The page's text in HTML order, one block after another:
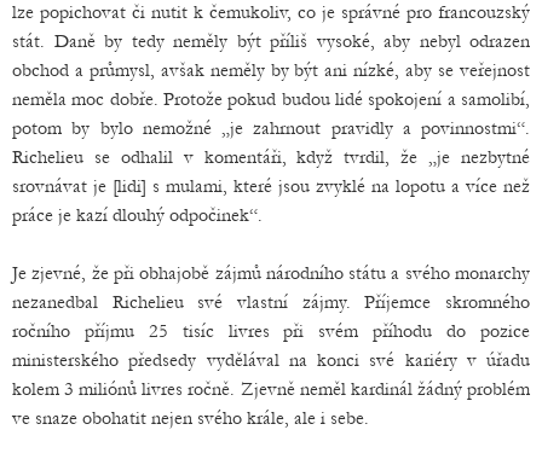
lze popichovat či nutit k čemukoliv, co je správné pro francouzský
stát. Daně by tedy neměly být příliš vysoké, aby nebyl odrazen
obchod a průmysl, avšak neměly by být ani nízké, aby se veřejnost
neměla moc dobře. Protože pokud budou lidé spokojení a samolibí,
potom by bylo nemožné „je zahrnout pravidly a povinnostmi“.
Richelieu se odhalil v komentáři, když tvrdil, že „je nezbytné
srovnávat je [lidi] s mulami, které jsou zvyklé na lopotu a více než
práce je kazí dlouhý odpočinek“.
Je zjevné, že při obhajobě zájmů národního státu a svého monarchy
nezanedbal Richelieu své vlastní zájmy. Příjemce skromného
ročního příjmu 25 tisíc livres při svém příhodu do pozice
ministerského předsedy vydělával na konci své kariéry v úřadu
kolem 3 miliónů livres ročně. Zjevně neměl kardinál žádný problém
ve snaze obohatit nejen svého krále, ale i sebe.